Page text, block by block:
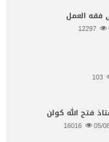
فقه العمل
فتح الله كولن
05/